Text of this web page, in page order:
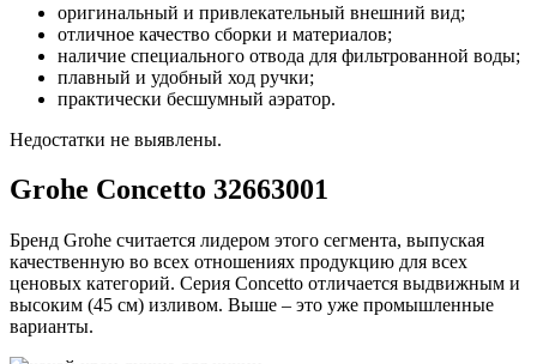
оригинальный и привлекательный внешний вид;
отличное качество сборки и материалов;
наличие специального отвода для фильтрованной воды;
плавный и удобный ход ручки;
практически бесшумный аэратор.
Недостатки не выявлены.
Grohe Concetto 32663001
Бренд Grohe считается лидером этого сегмента, выпуская
качественную во всех отношениях продукцию для всех
ценовых категорий. Серия Concetto отличается выдвижным и
высоким (45 см) изливом. Выше – это уже промышленные
варианты.